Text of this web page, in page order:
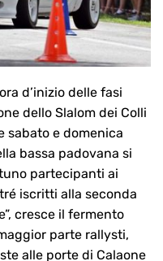
d’inizio delle fasi
dello Slalom dei Colli
sabato e domenica
bassa padovana si
partecipanti ai
iscritti alla seconda
cresce il fermento
parte rallysti,
alle porte di Calaone